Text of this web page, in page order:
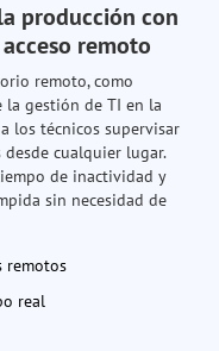
producción con
remoto
remoto, como
la gestión de TI en la
los técnicos supervisar
cualquier lugar.
de inactividad y
sin necesidad de
remotos
real